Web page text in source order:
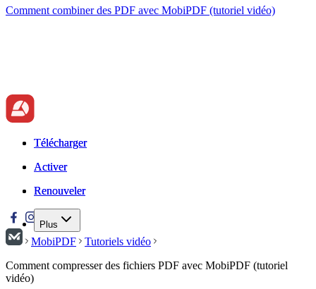
Comment combiner des PDF avec MobiPDF (tutoriel vidéo)
Télécharger
Activer
Renouveler
Plus
Télécharger
Activer
Renouveler
MobiPDF
Tutoriels vidéo
Comment compresser des fichiers PDF avec MobiPDF (tutoriel
vidéo)